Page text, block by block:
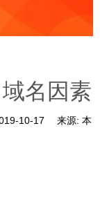
名因素
10-17 来源: 本